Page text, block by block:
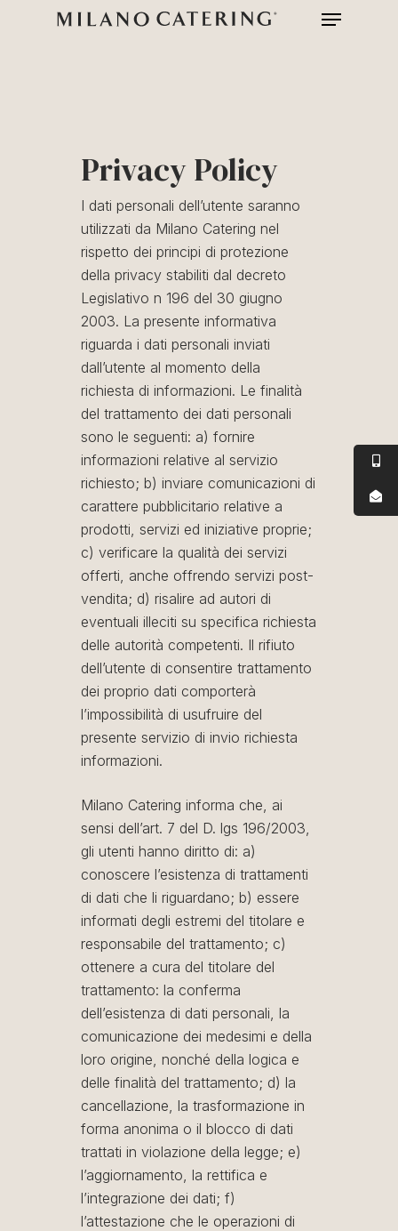
Privacy Policy
I dati personali dell’utente saranno
utilizzati da Milano Catering nel
rispetto dei principi di protezione
della privacy stabiliti dal decreto
Legislativo n 196 del 30 giugno
2003. La presente informativa
riguarda i dati personali inviati
dall’utente al momento della
richiesta di informazioni. Le finalità
del trattamento dei dati personali
sono le seguenti: a) fornire
informazioni relative al servizio
richiesto; b) inviare comunicazioni di
carattere pubblicitario relative a
prodotti, servizi ed iniziative proprie;
c) verificare la qualità dei servizi
offerti, anche offrendo servizi post-
vendita; d) risalire ad autori di
eventuali illeciti su specifica richiesta
delle autorità competenti. Il rifiuto
dell’utente di consentire trattamento
dei proprio dati comporterà
l’impossibilità di usufruire del
presente servizio di invio richiesta
informazioni.
Milano Catering informa che, ai
sensi dell’art. 7 del D. lgs 196/2003,
gli utenti hanno diritto di: a)
conoscere l’esistenza di trattamenti
di dati che li riguardano; b) essere
informati degli estremi del titolare e
responsabile del trattamento; c)
ottenere a cura del titolare del
trattamento: la conferma
dell’esistenza di dati personali, la
comunicazione dei medesimi e della
loro origine, nonché della logica e
delle finalità del trattamento; d) la
cancellazione, la trasformazione in
forma anonima o il blocco di dati
trattati in violazione della legge; e)
l’aggiornamento, la rettifica e
l’integrazione dei dati; f)
l’attestazione che le operazioni di